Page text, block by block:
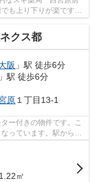
も上り下りが楽です。
クス都
阪 」駅 徒歩6分
」駅 徒歩6分
原 １丁目13-1
ー付きの物件です。こ
っています。駅から徒
㎡